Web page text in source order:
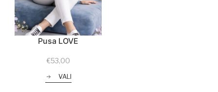
Pusa LOVE
€53,00
VALI